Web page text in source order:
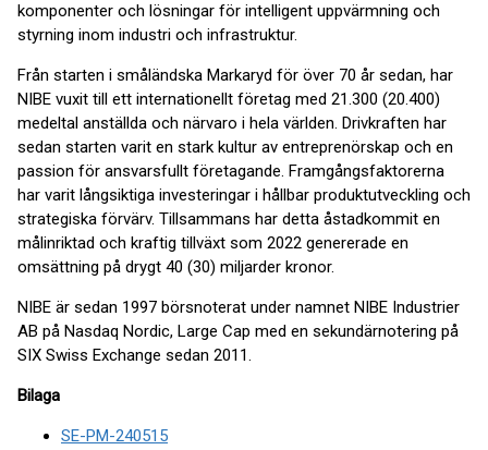
komponenter och lösningar för intelligent uppvärmning och
styrning inom industri och infrastruktur.
Från starten i småländska Markaryd för över 70 år sedan, har
NIBE vuxit till ett internationellt företag med 21.300 (20.400)
medeltal anställda och närvaro i hela världen. Drivkraften har
sedan starten varit en stark kultur av entreprenörskap och en
passion för ansvarsfullt företagande. Framgångsfaktorerna
har varit långsiktiga investeringar i hållbar produktutveckling och
strategiska förvärv. Tillsammans har detta åstadkommit en
målinriktad och kraftig tillväxt som 2022 genererade en
omsättning på drygt 40 (30) miljarder kronor.
NIBE är sedan 1997 börsnoterat under namnet NIBE Industrier
AB på Nasdaq Nordic, Large Cap med en sekundärnotering på
SIX Swiss Exchange sedan 2011.
Bilaga
SE-PM-240515